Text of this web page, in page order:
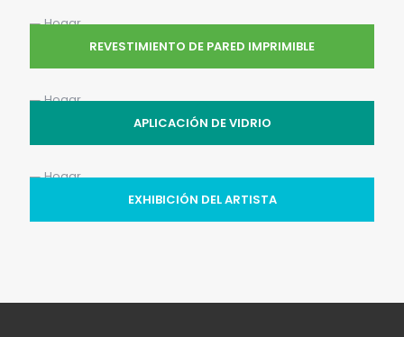
REVESTIMIENTO DE PARED IMPRIMIBLE
APLICACIÓN DE VIDRIO
EXHIBICIÓN DEL ARTISTA